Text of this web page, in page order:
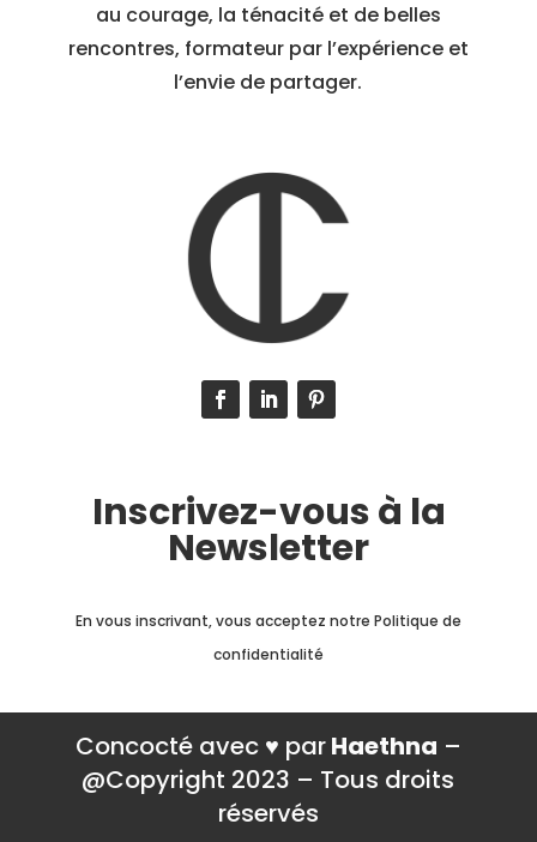
au courage, la ténacité et de belles
rencontres, formateur par l’expérience et
l’envie de partager.
Inscrivez-vous à la
Newsletter
En vous inscrivant, vous acceptez notre Politique de
confidentialité
Concocté avec ♥ parHaethna –
@Copyright 2023 – Tous droits
réservés